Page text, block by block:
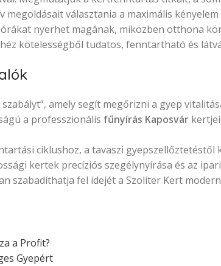
megoldásait választania a maximális
nyerhet magának, miközben otthona
kötelességből tudatos, fenntartható és
amely segít megőrizni a gyep
a professzionális fűnyírás Kaposvár
ciklushoz, a tavaszi gyepszellőztetéstől
kertek precíziós szegélynyírása és az
szabadíthatja fel idejét a Szoliter Kert
a Profit?
Gyepért